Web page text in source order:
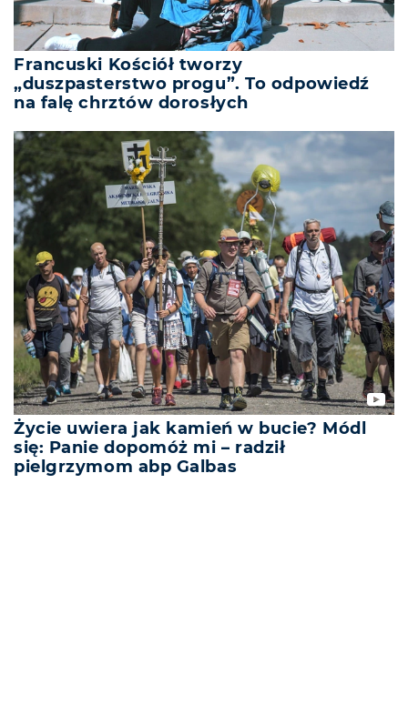
Francuski Kościół tworzy
„duszpasterstwo progu”. To odpowiedź
na falę chrztów dorosłych
Życie uwiera jak kamień w bucie? Módl
się: Panie dopomóż mi – radził
pielgrzymom abp Galbas